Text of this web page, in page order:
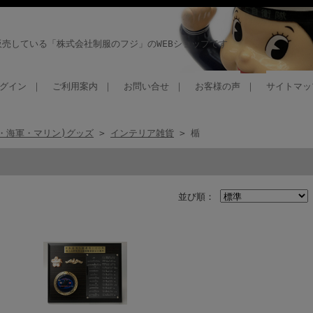
している「株式会社制服のフジ」のWEBショップです
イン ご利用案内 お問い合せ お客様の声 サイトマ
海軍・マリン)グッズ > インテリア雑貨 > 楯
並び順：